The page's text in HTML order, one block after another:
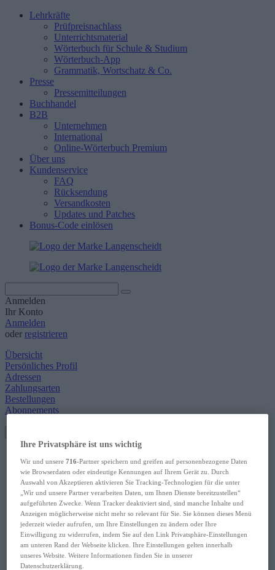
Lehrkräfte
Prüfpreisnachlass
Unterrichtsmaterial
Wörterbuch für Schule & Studium
Wörterbuch-App
Grammatik, Wortschatz & Co.
Presse
Pressemitteilungen
Buchhandel
B2B
Unternehmen
International
Online-Wörterbuch Premium
Über uns
Kundenservice
FAQ
Rücksendung
Versandkosten
Updates und Patches
Bonus-Code einlösen
Anmelden
Ihr Konto
Anmelden
oder registrieren
Übersicht
Persönliches Profil
Adressen
Zahlungsarten
Bestellungen
Abonnements
Schule & Studium
Wörterbuch
Wortschatz
Grammatik
Hören & Sprechen
Lektüre
Lernhilfen
Selbstlernen
Wörterbuch
Sprachkurs
Ihre Privatsphäre ist uns wichtig
Wir und unsere716-Partner speichern und greifen auf personenbezogene Daten
wie Browserdaten oder eindeutige Kennungen auf Ihrem Gerät zu. Durch
Auswahl von Akzeptieren aktivieren Sie Tracking-Technologien für die unter
„Wir und unsere Partner verarbeiten Daten, um Ihnen Dienste bereitzustellen“
aufgeführten Zwecke. Wenn Tracker deaktiviert sind, sind manche Inhalte und
Anzeigen möglicherweise nicht mehr so relevant für Sie. Sie können dieses Menü
jederzeit wieder aufrufen, um Ihre Einstellungen zu ändern oder Ihre
Einwilligung zu widerrufen, indem Sie auf den Link Privatsphäre-Einstellungen
am unteren Rand der Webseite klicken. Ihre Einstellungen gelten innerhalb
unseres Website. Weitere Informationen finden Sie in unserer
Datenschutzerklärung.